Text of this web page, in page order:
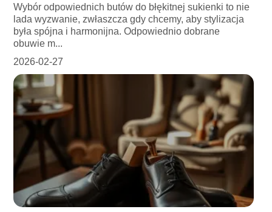
Wybór odpowiednich butów do błękitnej sukienki to nie
lada wyzwanie, zwłaszcza gdy chcemy, aby stylizacja
była spójna i harmonijna. Odpowiednio dobrane
obuwie m...
2026-02-27